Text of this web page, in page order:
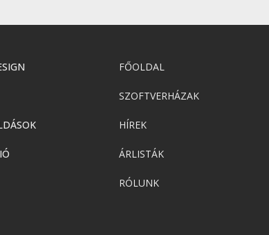
FŐOLDAL
SZOFTVERHÁZAK
HÍREK
ÁRLISTÁK
RÓLUNK